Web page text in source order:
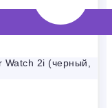
2i (черный,